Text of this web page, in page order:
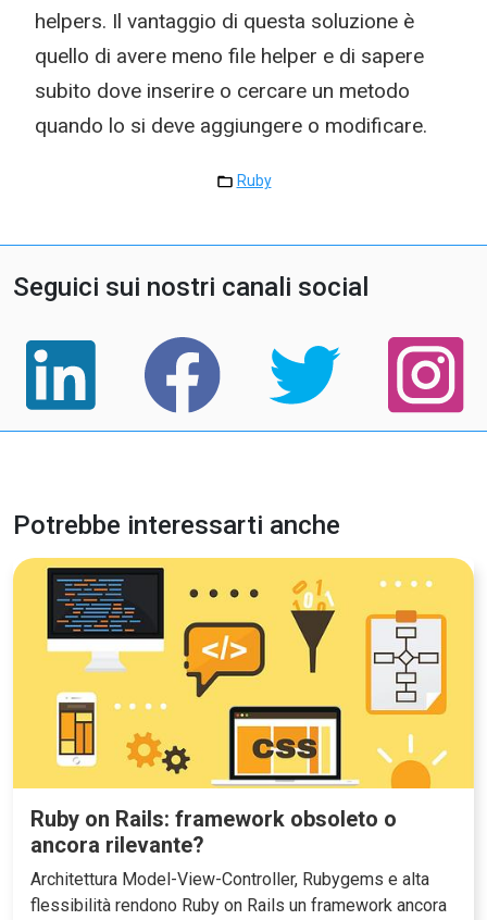
helpers. Il vantaggio di questa soluzione è
quello di avere meno file helper e di sapere
subito dove inserire o cercare un metodo
quando lo si deve aggiungere o modificare.
Ruby
Seguici sui nostri canali social
Potrebbe interessarti anche
Ruby on Rails: framework obsoleto o
ancora rilevante?
Architettura Model-View-Controller, Rubygems e alta
flessibilità rendono Ruby on Rails un framework ancora